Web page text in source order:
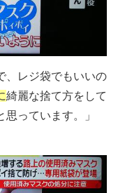
、レジ袋でもいいの
綺麗な捨て方をして
っています。」